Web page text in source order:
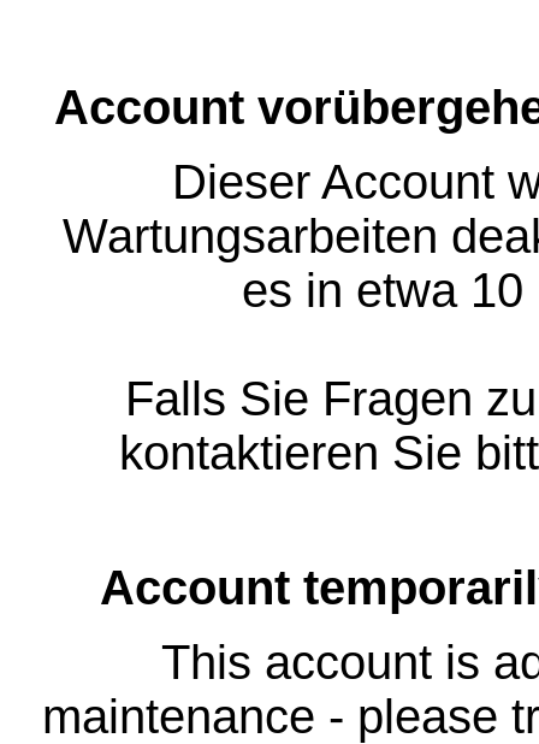
Account
Dieser Account
Wartungsarbeiten
es in etwa
Falls Sie Fragen
kontaktieren Sie
Account
This account is
maintenance - please